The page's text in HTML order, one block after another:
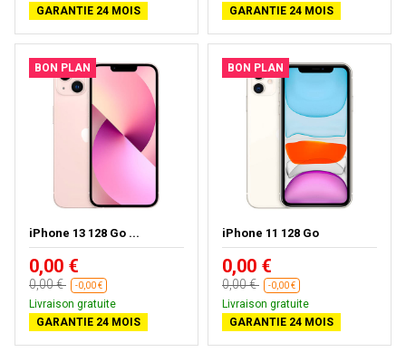
GARANTIE 24 MOIS
GARANTIE 24 MOIS
BON PLAN
iPhone 13 128 Go ...
0,00 €
0,00 € -0,00 €
Livraison gratuite
GARANTIE 24 MOIS
BON PLAN
iPhone 11 128 Go
0,00 €
0,00 € -0,00 €
Livraison gratuite
GARANTIE 24 MOIS